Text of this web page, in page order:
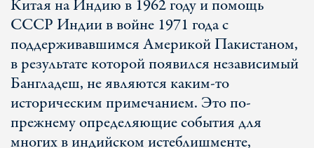
Китая на Индию в 1962 году и помощь
СССР Индии в войне 1971 года с
поддерживавшимся Америкой Пакистаном,
в результате которой появился независимый
Бангладеш, не являются каким-то
историческим примечанием. Это по-
прежнему определяющие события для
многих в индийском истеблишменте,